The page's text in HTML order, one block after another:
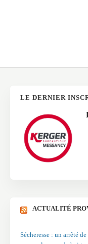
LE DERNIER
ACTUALITÉ
Sécheresse : un arrêté